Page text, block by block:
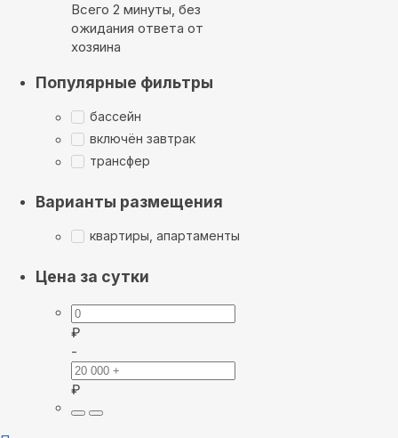
Всего 2 минуты, без
ожидания ответа от
хозяина
Популярные фильтры
бассейн
включён завтрак
трансфер
Варианты размещения
квартиры, апартаменты
Цена за сутки
₽
-
₽